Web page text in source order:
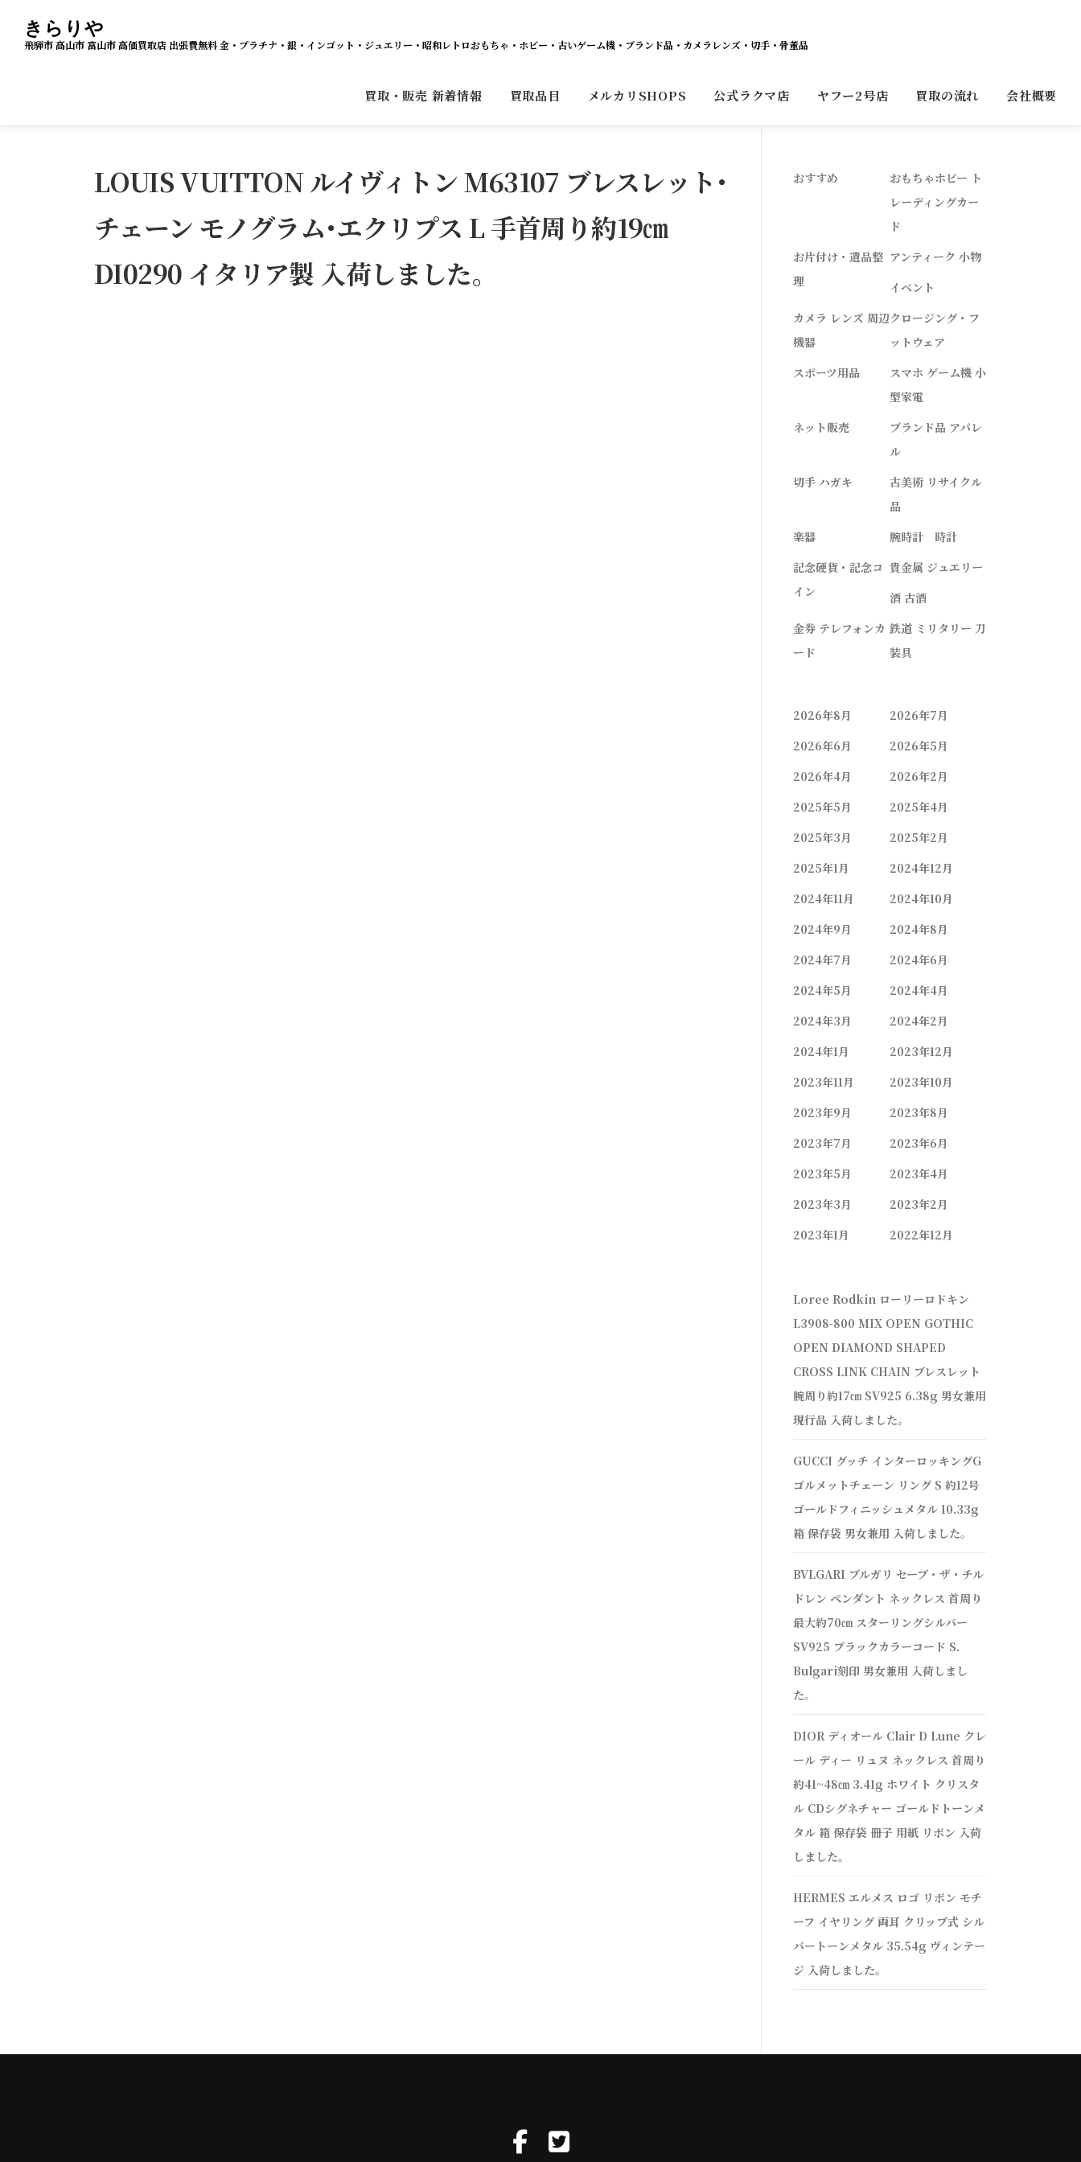
へ
きらりや
飛騨市 高山市 富山市 高価買取店 出張費無料 金・プラチナ・銀・インゴット・ジュエリー・昭和レトロおもちゃ・ホビー・古いゲーム機・ブランド品・カメラレンズ・切手・骨董品
買取・販売 新着情報 買取品目 メルカリSHOPS 公式ラクマ店 ヤフー2号店 買取の流れ 会社概要
LOUIS VUITTON ルイヴィトン M63107 ブレスレット･
チェーン モノグラム･エクリプス L 手首周り約19㎝
DI0290 イタリア製 入荷しました。
おすすめ
おもちゃホビー ト
レーディングカー
ド
お片付け・遺品整
理
アンティーク 小物
イベント
カメラ レンズ 周辺
機器
クロージング・フ
ットウェア
スポーツ用品
スマホ ゲーム機 小
型家電
ネット販売
ブランド品 アパレ
ル
切手 ハガキ
古美術 リサイクル
品
楽器
腕時計 時計
記念硬貨・記念コ
イン
貴金属 ジュエリー
酒 古酒
金券 テレフォンカ
ード
鉄道 ミリタリー 刀
装具
2026年8月
2026年7月
2026年6月
2026年5月
2026年4月
2026年2月
2025年5月
2025年4月
2025年3月
2025年2月
2025年1月
2024年12月
2024年11月
2024年10月
2024年9月
2024年8月
2024年7月
2024年6月
2024年5月
2024年4月
2024年3月
2024年2月
2024年1月
2023年12月
2023年11月
2023年10月
2023年9月
2023年8月
2023年7月
2023年6月
2023年5月
2023年4月
2023年3月
2023年2月
2023年1月
2022年12月
Loree Rodkin ローリーロドキン
L3908-800 MIX OPEN GOTHIC
OPEN DIAMOND SHAPED
CROSS LINK CHAIN ブレスレット
腕周り約17㎝ SV925 6.38g 男女兼用
現行品 入荷しました。
GUCCI グッチ インターロッキングG
ゴルメットチェーン リング S 約12号
ゴールドフィニッシュメタル 10.33g
箱 保存袋 男女兼用 入荷しました。
BVLGARI ブルガリ セーブ・ザ・チル
ドレン ペンダント ネックレス 首周り
最大約70㎝ スターリングシルバー
SV925 ブラックカラーコード S.
Bulgari刻印 男女兼用 入荷しまし
た。
DIOR ディオール Clair D Lune クレ
ール ディー リュヌ ネックレス 首周り
約41~48㎝ 3.41g ホワイト クリスタ
ル CDシグネチャー ゴールドトーンメ
タル 箱 保存袋 冊子 用紙 リボン 入荷
しました。
HERMES エルメス ロゴ リボン モチ
ーフ イヤリング 両耳 クリップ式 シル
バートーンメタル 35.54g ヴィンテー
ジ 入荷しました。